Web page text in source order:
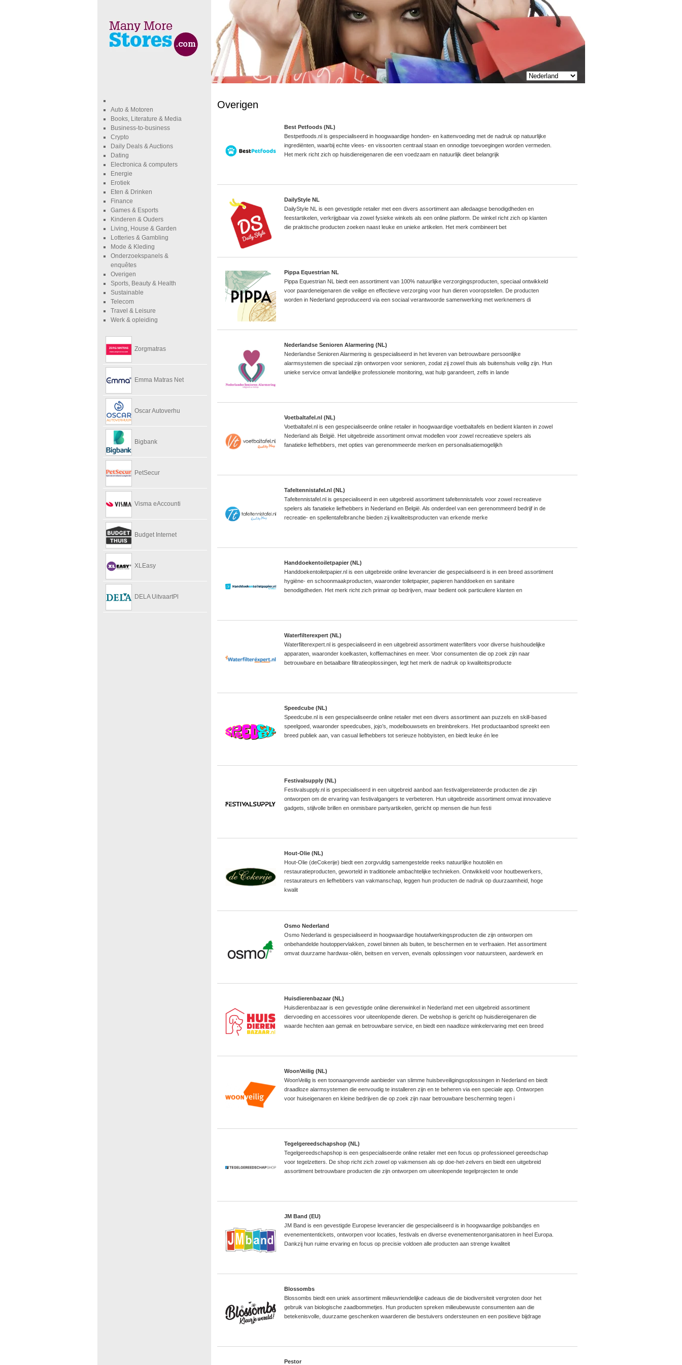
Overigen
Best Petfoods (NL)
Bestpetfoods.nl is gespecialiseerd in hoogwaardige honden- en kattenvoeding met de nadruk op natuurlijke
ingrediënten, waarbij echte vlees- en vissoorten centraal staan en onnodige toevoegingen worden vermeden.
Het merk richt zich op huisdiereigenaren die een voedzaam en natuurlijk dieet belangrijk
DailyStyle NL
DailyStyle NL is een gevestigde retailer met een divers assortiment aan alledaagse benodigdheden en
feestartikelen, verkrijgbaar via zowel fysieke winkels als een online platform. De winkel richt zich op klanten
die praktische producten zoeken naast leuke en unieke artikelen. Het merk combineert bet
Pippa Equestrian NL
Pippa Equestrian NL biedt een assortiment van 100% natuurlijke verzorgingsproducten, speciaal ontwikkeld
voor paardeneigenaren die veilige en effectieve verzorging voor hun dieren vooropstellen. De producten
worden in Nederland geproduceerd via een sociaal verantwoorde samenwerking met werknemers di
Nederlandse Senioren Alarmering (NL)
Nederlandse Senioren Alarmering is gespecialiseerd in het leveren van betrouwbare persoonlijke
alarmsystemen die speciaal zijn ontworpen voor senioren, zodat zij zowel thuis als buitenshuis veilig zijn. Hun
unieke service omvat landelijke professionele monitoring, wat hulp garandeert, zelfs in lande
Voetbaltafel.nl (NL)
Voetbaltafel.nl is een gespecialiseerde online retailer in hoogwaardige voetbaltafels en bedient klanten in zowel
Nederland als België. Het uitgebreide assortiment omvat modellen voor zowel recreatieve spelers als
fanatieke liefhebbers, met opties van gerenommeerde merken en personalisatiemogelijkh
Tafeltennistafel.nl (NL)
Tafeltennistafel.nl is gespecialiseerd in een uitgebreid assortiment tafeltennistafels voor zowel recreatieve
spelers als fanatieke liefhebbers in Nederland en België. Als onderdeel van een gerenommeerd bedrijf in de
recreatie- en spellentafelbranche bieden zij kwaliteitsproducten van erkende merke
Handdoekentoiletpapier (NL)
Handdoekentoiletpapier.nl is een uitgebreide online leverancier die gespecialiseerd is in een breed assortiment
hygiëne- en schoonmaakproducten, waaronder toiletpapier, papieren handdoeken en sanitaire
benodigdheden. Het merk richt zich primair op bedrijven, maar bedient ook particuliere klanten en
Waterfilterexpert (NL)
Waterfilterexpert.nl is gespecialiseerd in een uitgebreid assortiment waterfilters voor diverse huishoudelijke
apparaten, waaronder koelkasten, koffiemachines en meer. Voor consumenten die op zoek zijn naar
betrouwbare en betaalbare filtratieoplossingen, legt het merk de nadruk op kwaliteitsproducte
Speedcube (NL)
Speedcube.nl is een gespecialiseerde online retailer met een divers assortiment aan puzzels en skill-based
speelgoed, waaronder speedcubes, jojo’s, modelbouwsets en breinbrekers. Het productaanbod spreekt een
breed publiek aan, van casual liefhebbers tot serieuze hobbyisten, en biedt leuke én lee
Festivalsupply (NL)
Festivalsupply.nl is gespecialiseerd in een uitgebreid aanbod aan festivalgerelateerde producten die zijn
ontworpen om de ervaring van festivalgangers te verbeteren. Hun uitgebreide assortiment omvat innovatieve
gadgets, stijlvolle brillen en onmisbare partyartikelen, gericht op mensen die hun festi
Hout-Olie (NL)
Hout-Olie (deCokerije) biedt een zorgvuldig samengestelde reeks natuurlijke houtoliën en
restauratieproducten, geworteld in traditionele ambachtelijke technieken. Ontwikkeld voor houtbewerkers,
restaurateurs en liefhebbers van vakmanschap, leggen hun producten de nadruk op duurzaamheid, hoge
kwalit
Osmo Nederland
Osmo Nederland is gespecialiseerd in hoogwaardige houtafwerkingsproducten die zijn ontworpen om
onbehandelde houtoppervlakken, zowel binnen als buiten, te beschermen en te verfraaien. Het assortiment
omvat duurzame hardwax-oliën, beitsen en verven, evenals oplossingen voor natuursteen, aardewerk en
Huisdierenbazaar (NL)
Huisdierenbazaar is een gevestigde online dierenwinkel in Nederland met een uitgebreid assortiment
diervoeding en accessoires voor uiteenlopende dieren. De webshop is gericht op huisdiereigenaren die
waarde hechten aan gemak en betrouwbare service, en biedt een naadloze winkelervaring met een breed
WoonVeilig (NL)
WoonVeilig is een toonaangevende aanbieder van slimme huisbeveiligingsoplossingen in Nederland en biedt
draadloze alarmsystemen die eenvoudig te installeren zijn en te beheren via een speciale app. Ontworpen
voor huiseigenaren en kleine bedrijven die op zoek zijn naar betrouwbare bescherming tegen i
Tegelgereedschapshop (NL)
Tegelgereedschapshop is een gespecialiseerde online retailer met een focus op professioneel gereedschap
voor tegelzetters. De shop richt zich zowel op vakmensen als op doe-het-zelvers en biedt een uitgebreid
assortiment betrouwbare producten die zijn ontworpen om uiteenlopende tegelprojecten te onde
JM Band (EU)
JM Band is een gevestigde Europese leverancier die gespecialiseerd is in hoogwaardige polsbandjes en
evenemententickets, ontworpen voor locaties, festivals en diverse evenementenorganisatoren in heel Europa.
Dankzij hun ruime ervaring en focus op precisie voldoen alle producten aan strenge kwaliteit
Blossombs
Blossombs biedt een uniek assortiment milieuvriendelijke cadeaus die de biodiversiteit vergroten door het
gebruik van biologische zaadbommetjes. Hun producten spreken milieubewuste consumenten aan die
betekenisvolle, duurzame geschenken waarderen die bestuivers ondersteunen en een positieve bijdrage
Pestor
Auto & Motoren
Books, Literature & Media
Business-to-business
Crypto
Daily Deals & Auctions
Dating
Electronica & computers
Energie
Erotiek
Eten & Drinken
Finance
Games & Esports
Kinderen & Ouders
Living, House & Garden
Lotteries & Gambling
Mode & Kleding
Onderzoekspanels &
enquêtes
Overigen
Sports, Beauty & Health
Sustainable
Telecom
Travel & Leisure
Werk & opleiding
Zorgmatras
Emma Matras Net
Oscar Autoverhu
Bigbank
PetSecur
Visma eAccounti
Budget Internet
XLEasy
DELA UitvaartPl